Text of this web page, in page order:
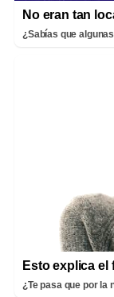
No eran tan
¿Sabías que
Esto explica el
¿Te pasa que por la